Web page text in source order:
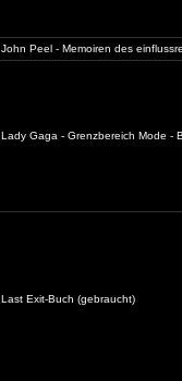
John Peel - Memoiren des
Lady Gaga - Grenzbereich Mode -
Last Exit-Buch (gebraucht)